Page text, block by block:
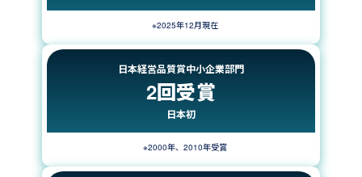
※2025年12月現在
日本経営品質賞中小企業部門
2回受賞
日本初
※2000年、2010年受賞